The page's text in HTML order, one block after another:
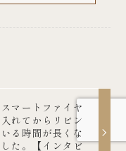
マートファイヤ
れてからリビン
る時間が長くな
した。【インタビ